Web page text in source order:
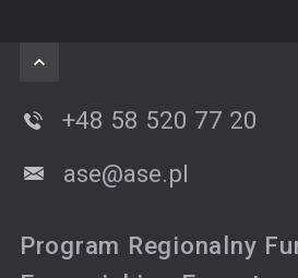
+48 58 520 77 20
ase@ase.pl
Program Regionalny